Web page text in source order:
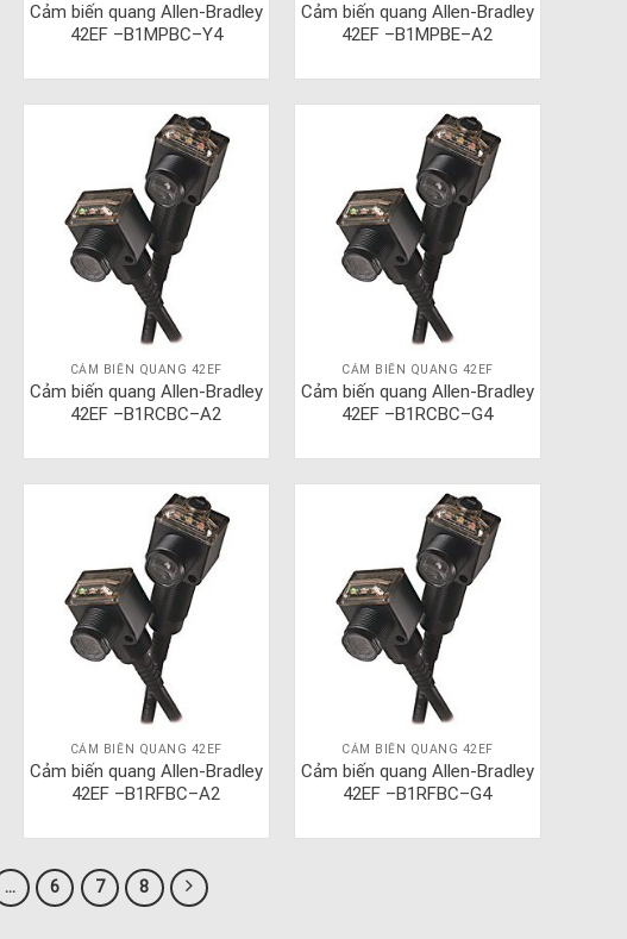
Cảm biến quang Allen-Bradley
42EF –B1MPBC–Y4
Cảm biến quang Allen-Bradley
42EF –B1MPBE–A2
CẢM BIẾN QUANG 42EF
Cảm biến quang Allen-Bradley
42EF –B1RCBC–A2
CẢM BIẾN QUANG 42EF
Cảm biến quang Allen-Bradley
42EF –B1RCBC–G4
CẢM BIẾN QUANG 42EF
Cảm biến quang Allen-Bradley
42EF –B1RFBC–A2
CẢM BIẾN QUANG 42EF
Cảm biến quang Allen-Bradley
42EF –B1RFBC–G4
… 6 7 8